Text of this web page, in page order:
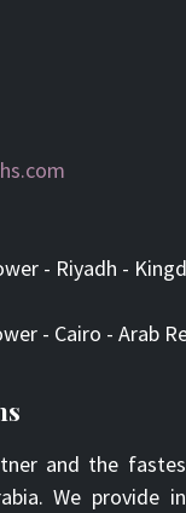
- Riyadh -
- Cairo - Arab
and the
We provide